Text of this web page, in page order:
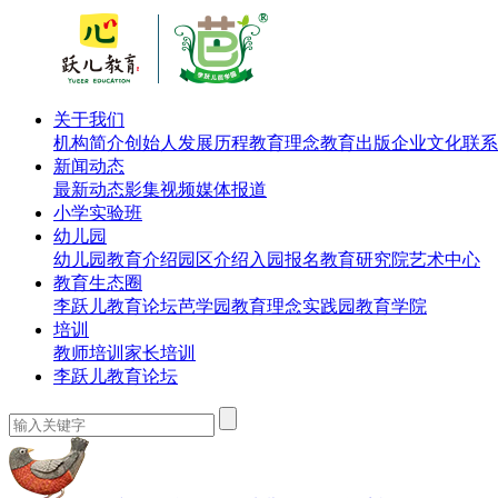
关于我们
机构简介创始人 发展历程教育理念教育出版企业文化联
新闻动态
最新动态影集视频媒体报道
小学实验班
幼儿园
幼儿园教育介绍园区介绍 入园报名教育研究院艺术中心
教育生态圈
李跃儿教育论坛芭学园教育理念实践园教育学院
培训
教师培训 家长培训
李跃儿教育论坛